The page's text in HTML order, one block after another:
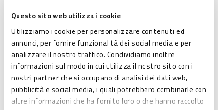
Questo sito web utilizza i cookie
Utilizziamo i cookie per personalizzare contenuti ed
annunci, per fornire funzionalità dei social media e per
analizzare il nostro traffico. Condividiamo inoltre
informazioni sul modo in cui utilizza il nostro sito con i
nostri partner che si occupano di analisi dei dati web,
pubblicità e social media, i quali potrebbero combinarle con
altre informazioni che ha fornito loro o che hanno raccolto
della pasta fresca al mattarello, preparate ogni giorno dalle
sfogline nella cucina a vista.
Per saperne di più seguici sui nostri Social: IG e FB
@bottegaportici
MAPPA